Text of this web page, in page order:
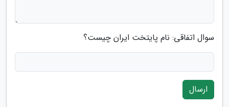
سوال اتفاقی: نام پایتخت ایران چیست؟
ارسال